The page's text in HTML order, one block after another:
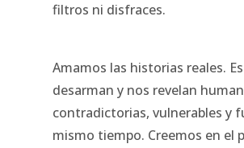
filtros ni disfraces.
Amamos las historias reales.
desarman y nos revelan
contradictorias, vulnerables y
mismo tiempo. Creemos en el